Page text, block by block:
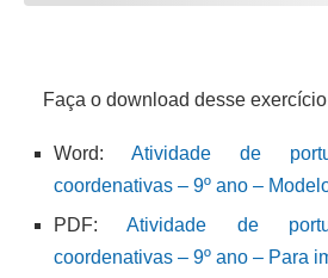
Faça o download desse exercício
Word: Atividade de
coordenativas – 9º ano –
PDF:Atividade de
coordenativas – 9º ano – Para